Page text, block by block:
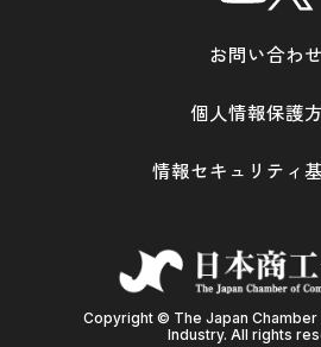
Copyright © The Japan
Industry. All rights
お問い合わせ
個人情報保護
情報セキュリティ